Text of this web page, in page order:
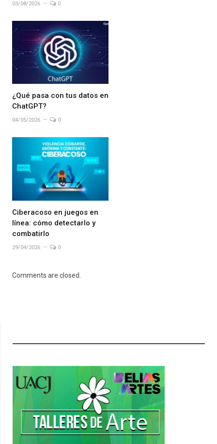
03/08/2026 0
¿Qué pasa con tus datos en
ChatGPT?
04/05/2026 0
Ciberacoso en juegos en
línea: cómo detectarlo y
combatirlo
29/04/2026 0
Comments are closed.